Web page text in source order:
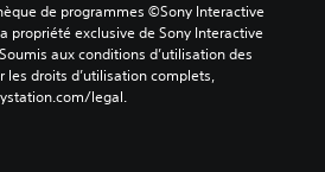
de programmes ©Sony Interactive
propriété exclusive de Sony Interactive
aux conditions d’utilisation des
les droits d’utilisation complets,
legal.